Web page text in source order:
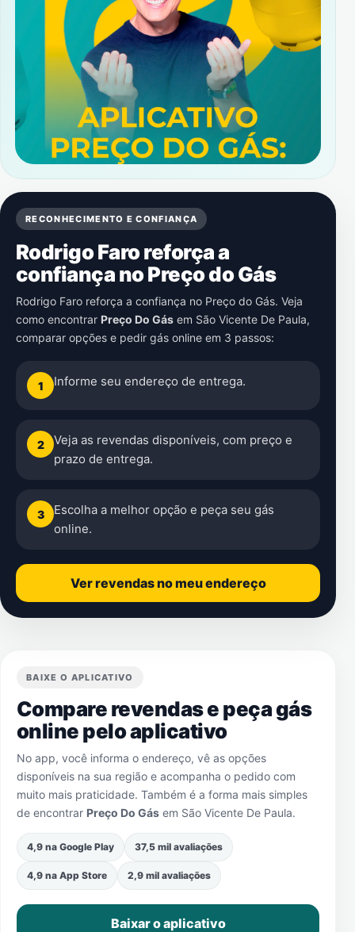
RECONHECIMENTO E CONFIANÇA
Rodrigo Faro reforça a
confiança no Preço do Gás
Rodrigo Faro reforça a confiança no Preço do Gás. Veja
como encontrar Preço Do Gás em São Vicente De Paula,
comparar opções e pedir gás online em 3 passos:
1 Informe seu endereço de entrega.
2
Veja as revendas disponíveis, com preço e
prazo de entrega.
3
Escolha a melhor opção e peça seu gás
online.
Ver revendas no meu endereço
BAIXE O APLICATIVO
Compare revendas e peça gás
online pelo aplicativo
No app, você informa o endereço, vê as opções
disponíveis na sua região e acompanha o pedido com
muito mais praticidade. Também é a forma mais simples
de encontrar Preço Do Gás em São Vicente De Paula.
4,9 na Google Play 37,5 mil avaliações
4,9 na App Store 2,9 mil avaliações
Baixar o aplicativo